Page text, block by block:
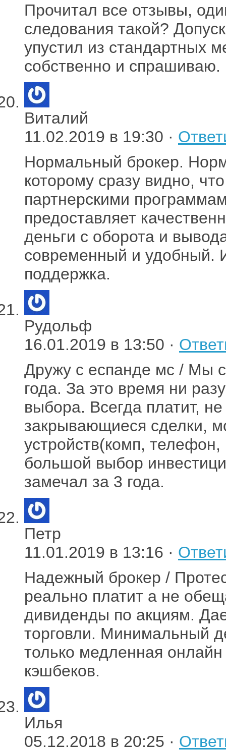
Прочитал все отзывы,
следования такой?
упустил из стандартных
собственно и спрашиваю.
Виталий
11.02.2019 в 19:30 ·
Нормальный брокер.
которому сразу видно,
партнерскими
предоставляет
деньги с оборота и
современный и удобный.
поддержка.
Рудольф
16.01.2019 в 13:50 ·
Дружу с еспанде мс / Мы
года. За это время ни
выбора. Всегда платит,
закрывающиеся сделки,
устройств(комп,
большой выбор
замечал за 3 года.
Петр
11.01.2019 в 13:16 ·
Надежный брокер /
реально платит а не
дивиденды по акциям.
торговли. Минимальный
только медленная
кэшбеков.
Илья
05.12.2018 в 20:25 ·